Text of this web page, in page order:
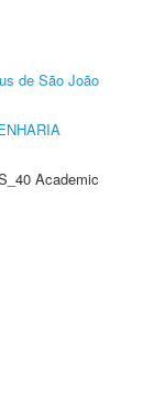
de São João
Academic